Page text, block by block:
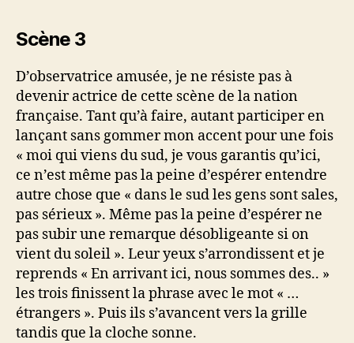
Scène 3
D’observatrice amusée, je ne résiste pas à
devenir actrice de cette scène de la nation
française. Tant qu’à faire, autant participer en
lançant sans gommer mon accent pour une fois
« moi qui viens du sud, je vous garantis qu’ici,
ce n’est même pas la peine d’espérer entendre
autre chose que « dans le sud les gens sont sales,
pas sérieux ». Même pas la peine d’espérer ne
pas subir une remarque désobligeante si on
vient du soleil ». Leur yeux s’arrondissent et je
reprends « En arrivant ici, nous sommes des.. »
les trois finissent la phrase avec le mot « …
étrangers ». Puis ils s’avancent vers la grille
tandis que la cloche sonne.